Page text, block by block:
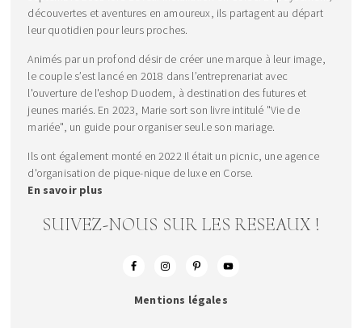
découvertes et aventures en amoureux, ils partagent au départ
leur quotidien pour leurs proches.
Animés par un profond désir de créer une marque à leur image,
le couple s’est lancé en 2018 dans l’entreprenariat avec
l'ouverture de l'eshop Duodem, à destination des futures et
jeunes mariés. En 2023, Marie sort son livre intitulé "Vie de
mariée", un guide pour organiser seul.e son mariage.
Ils ont également monté en 2022 Il était un picnic, une agence
d'organisation de pique-nique de luxe en Corse.
En savoir plus
SUIVEZ-NOUS SUR LES RESEAUX !
Mentions légales